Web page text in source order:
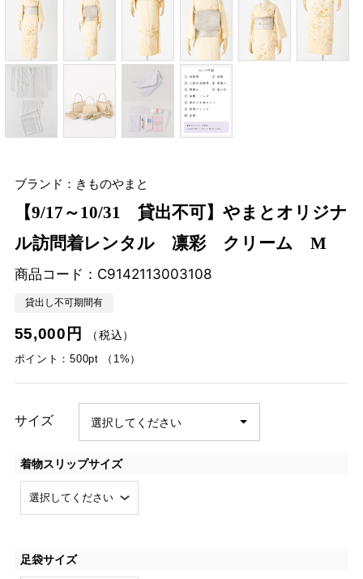
ブランド：きものやまと
【9/17～10/31 貸出不可】やまとオリジナ
ル訪問着レンタル 凛彩 クリーム M
商品コード： C9142113003108
貸出し不可期間有
55,000円 （税込）
ポイント：500pt （1%）
サイズ
着物スリップサイズ
足袋サイズ